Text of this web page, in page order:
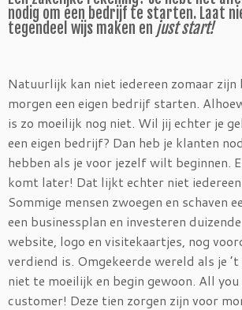
nodig om een bedrijf te starten. Laat
tegendeel wijs maken en just start!
Natuurlijk kan niet iedereen zomaar zijn
morgen een eigen bedrijf starten.
is zo moeilijk nog niet. Wil jij echter je
een eigen bedrijf? Dan heb je klanten
hebben als je voor jezelf wilt beginnen.
komt later! Dat lijkt echter niet
Sommige mensen zwoegen en schaven
een businessplan en investeren
website, logo en visitekaartjes, nog
verdiend is. Omgekeerde wereld als je
niet te moeilijk en begin gewoon. All you
customer! Deze tien zorgen zijn voor